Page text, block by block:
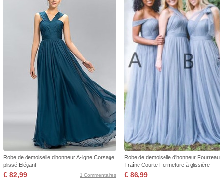
Robe de demoiselle d'honneur A-ligne Corsage
plissé Elégant
€ 82,99 1 Commentaires
Robe de demoiselle d'honneur Fourreau
Traîne Courte Fermeture à glissière
€ 86,99